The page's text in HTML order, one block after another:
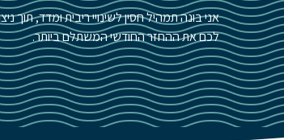
לכם את ההחזר החודשי המשתלם ביותר.